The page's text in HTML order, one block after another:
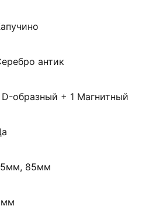
антик
D-образный + 1 Магнитный
85мм